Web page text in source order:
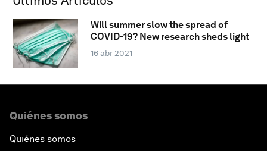
Will summer slow the spread of
COVID-19? New research sheds light
16 abr 2021
Quiénes somos
Quiénes somos